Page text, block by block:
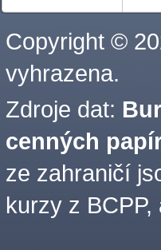
Copyright ©
vyhrazena.
Zdroje dat:
cenných
ze zahraničí
kurzy z BCPP,